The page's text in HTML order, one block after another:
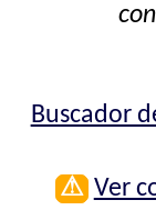
Buscador
⚠ Ver